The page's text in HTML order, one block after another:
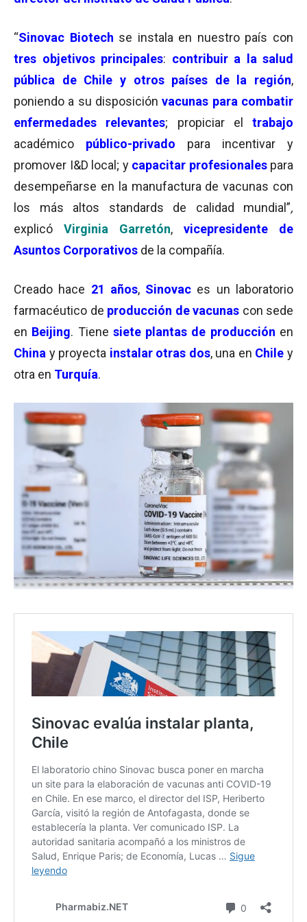
“Sinovac Biotech se instala en nuestro país con
tres objetivos principales: contribuir a la salud
pública de Chile y otros países de la región,
poniendo a su disposiciónvacunas para combatir
enfermedades relevantes; propiciar el trabajo
académico público-privado para incentivar y
promover I&D local; y capacitar profesionales para
desempeñarse en la manufactura de vacunas con
los más altos standards de calidad mundial”,
explicó Virginia Garretón, vicepresidente de
Asuntos Corporativos de la compañía.
Creado hace 21 años, Sinovac es un laboratorio
farmacéutico de producción de vacunas con sede
en Beijing. Tiene siete plantas de producción en
China y proyecta instalar otras dos, una en Chile y
otra en Turquía.